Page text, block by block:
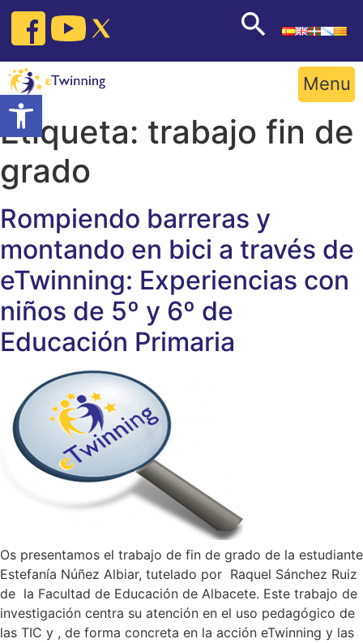
Open toolbar
Skip
content
Menu
Etiqueta: trabajo fin de
grado
Rompiendo barreras y
montando en bici a través de
eTwinning: Experiencias con
niños de 5º y 6º de
Educación Primaria
Os presentamos el trabajo de fin de grado de la estudiante
Estefanía Núñez Albiar, tutelado por Raquel Sánchez Ruiz
de la Facultad de Educación de Albacete. Este trabajo de
investigación centra su atención en el uso pedagógico de
las TIC y , de forma concreta en la acción eTwinning y las